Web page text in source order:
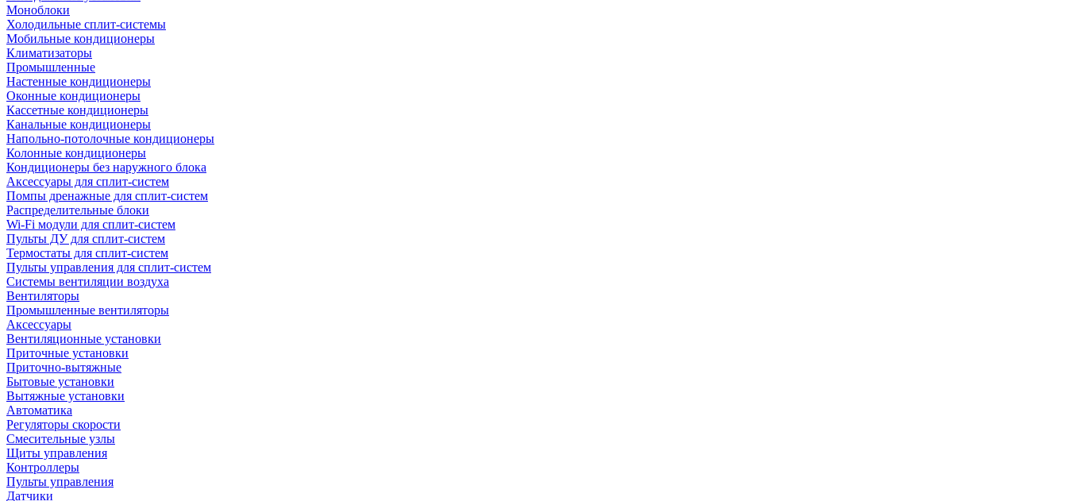
Моноблоки
Холодильные сплит-системы
Мобильные кондиционеры
Климатизаторы
Промышленные
Настенные кондиционеры
Оконные кондиционеры
Кассетные кондиционеры
Канальные кондиционеры
Напольно-потолочные кондиционеры
Колонные кондиционеры
Кондиционеры без наружного блока
Аксессуары для сплит-систем
Помпы дренажные для сплит-систем
Распределительные блоки
Wi-Fi модули для сплит-систем
Пульты ДУ для сплит-систем
Термостаты для сплит-систем
Пульты управления для сплит-систем
Системы вентиляции воздуха
Вентиляторы
Промышленные вентиляторы
Аксессуары
Вентиляционные установки
Приточные установки
Приточно-вытяжные
Бытовые установки
Вытяжные установки
Автоматика
Регуляторы скорости
Смесительные узлы
Щиты управления
Контроллеры
Пульты управления
Датчики